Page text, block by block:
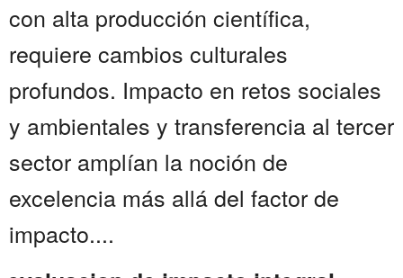
con alta producción científica,
requiere cambios culturales
profundos. Impacto en retos sociales
y ambientales y transferencia al tercer
sector amplían la noción de
excelencia más allá del factor de
impacto....